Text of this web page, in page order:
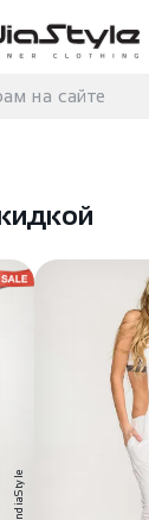
товаров
покупок пуста..
IndiaStyle